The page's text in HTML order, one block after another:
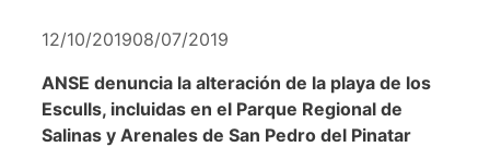
12/10/201908/07/2019
ANSE denuncia la alteración de la playa de los
Esculls, incluidas en el Parque Regional de
Salinas y Arenales de San Pedro del Pinatar